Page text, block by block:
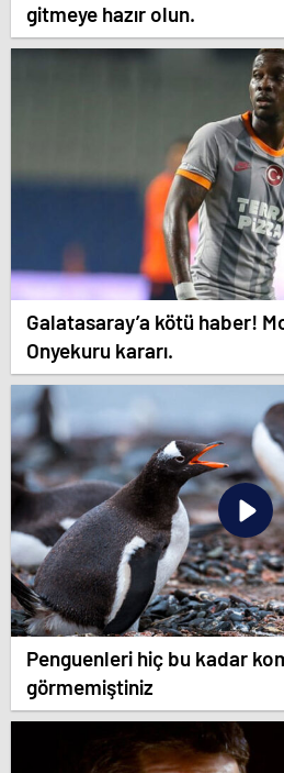
gitmeye hazır olun.
Galatasaray’a kötü haber!
Onyekuru kararı.
Penguenleri hiç bu kadar
görmemiştiniz